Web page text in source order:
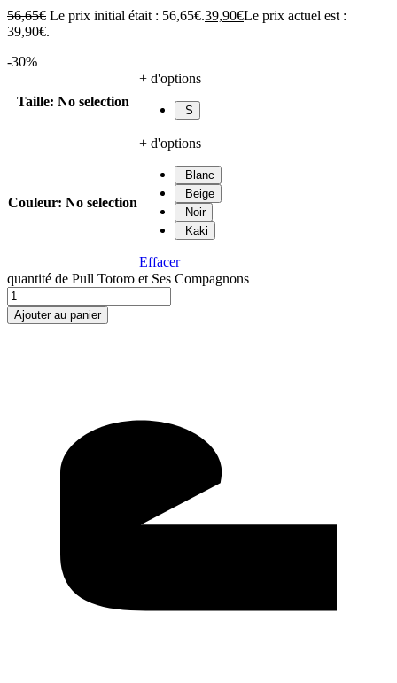
56,65€ Le prix initial était : 56,65€.39,90€Le prix actuel est :
39,90€.
-30%
Taille: No selection
+ d'options
S
Couleur: No selection
+ d'options
Blanc
Beige
Noir
Kaki
Effacer
quantité de Pull Totoro et Ses Compagnons
Ajouter au panier